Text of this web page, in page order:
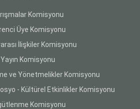
Komisyonu
Üye Komisyonu
İlişkiler Komisyonu
Yayın Komisyonu
ve Yönetmelikler Komisyonu
- Kültürel Etkinlikler Komisyonu
Komisyonu